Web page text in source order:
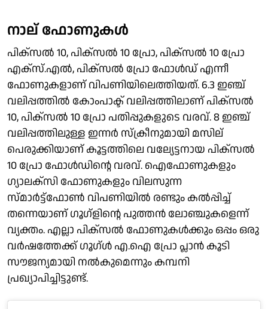
നാല് ഫോണുകള്‍
പിക്‌സല്‍ 10, പിക്‌സല്‍ 10 പ്രോ, പിക്‌സല്‍ 10 പ്രോ
എക്‌സ്.എല്‍, പിക്‌സല്‍ പ്രോ ഫോള്‍ഡ് എന്നീ
ഫോണുകളാണ് വിപണിയിലെത്തിയത്. 6.3 ഇഞ്ച്
വലിപ്പത്തില്‍ കോംപാക്ട് വലിപ്പത്തിലാണ് പിക്‌സല്‍
10, പിക്‌സല്‍ 10 പ്രോ പതിപ്പുകളുടെ വരവ്. 8 ഇഞ്ച്
വലിപ്പത്തിലുള്ള ഇന്നര്‍ സ്‌ക്രീനുമായി മസില്
പെരുക്കിയാണ് കൂട്ടത്തിലെ വല്യേട്ടനായ പിക്‌സല്‍
10 പ്രോ ഫോള്‍ഡിന്റെ വരവ്. ഐഫോണുകളും
ഗ്യാലക്‌സി ഫോണുകളും വിലസുന്ന
സ്മാര്‍ട്ട്‌ഫോണ്‍ വിപണിയില്‍ രണ്ടും കല്‍പ്പിച്ച്
തന്നെയാണ് ഗൂഗ്‌ളിന്റെ പുത്തന്‍ ലോഞ്ചുകളെന്ന്
വ്യക്തം. എല്ലാ പിക്‌സല്‍ ഫോണുകള്‍ക്കും ഒപ്പം ഒരു
വര്‍ഷത്തേക്ക് ഗൂഗ്ള്‍ എ.ഐ പ്രോ പ്ലാന്‍ കൂടി
സൗജന്യമായി നല്‍കുമെന്നും കമ്പനി
പ്രഖ്യാപിച്ചിട്ടുണ്ട്.